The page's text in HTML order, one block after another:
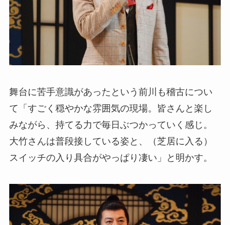
舞台に苦手意識があったという前川も稽古につい
て「すごく穏やかな雰囲気の現場。皆さんと楽し
みながら、持てる力で毎日ぶつかっていく感じ。
大竹さんは普段接している姿と、（芝居に入る）
スイッチの入り具合がやっぱり凄い」と明かす。